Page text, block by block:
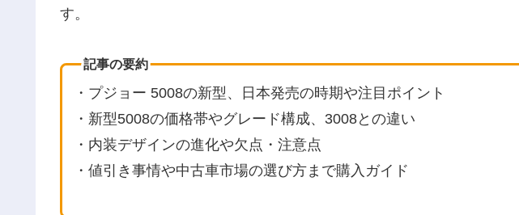
す。
記事の要約
・プジョー 5008の新型、日本発売の時期や注目ポイント
・新型5008の価格帯やグレード構成、3008との違い
・内装デザインの進化や欠点・注意点
・値引き事情や中古車市場の選び方まで購入ガイド